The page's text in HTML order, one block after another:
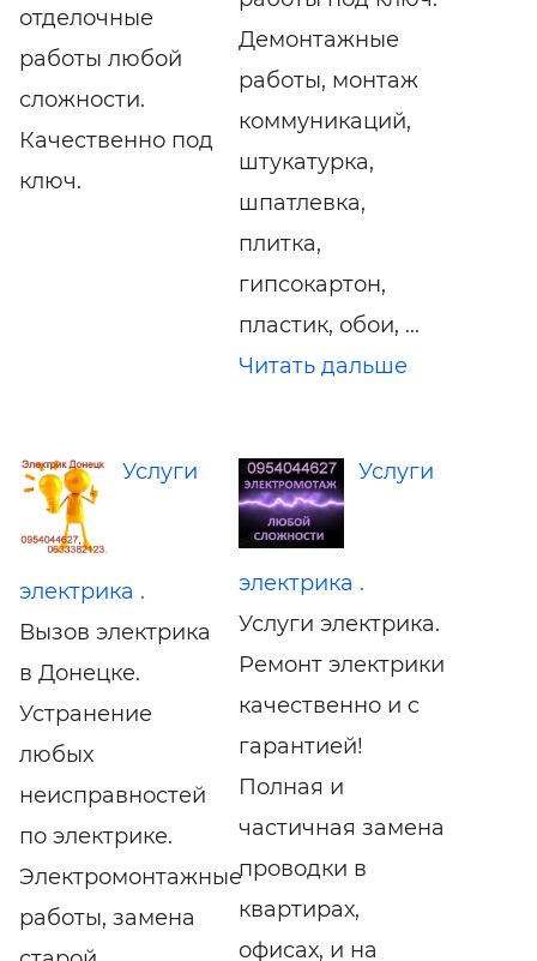
отделочные
работы любой
сложности.
Качественно под
ключ.
Демонтажные
работы, монтаж
коммуникаций,
штукатурка,
шпатлевка,
плитка,
гипсокартон,
пластик, обои, ...
Читать дальше
Услуги
электрика .
Вызов электрика
в Донецке.
Устранение
любых
неисправностей
по электрике.
Электромонтажные
работы, замена
Услуги
электрика .
Услуги электрика.
Ремонт электрики
качественно и c
гарантией!
Полная и
частичная замена
проводки в
квартирах,
офисах, и на